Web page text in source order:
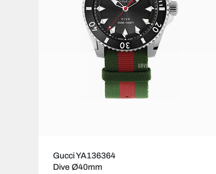
Gucci YA136364
Dive Ø40mm